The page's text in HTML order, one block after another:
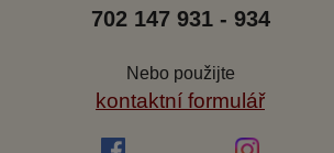
702 147 931 - 934
Nebo použijte
kontaktní formulář